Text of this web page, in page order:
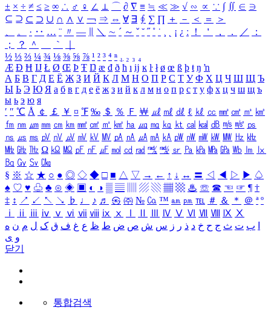
± × ÷ ≠ ≤ ≥ ∞ ∴ ♂ ♀ ∠ ⊥ ⌒ ∂ ∇ ≡ ≒ ≪ ≫ √ ∽ ∝ ∵ ∫ ∬ ∈ ∋
⊆ ⊇ ⊂ ⊃ ∪ ∩ ∧ ∨ ￢ ⇒ ⇔ ∀ ∃ ∮ ∑ ∏ ＋ － ＜ ＝
＞
、
。 · ‥ … ¨ 〃 ― ＼ ∼ ´ ～ ˇ ˘ ˝ ˚ ˙ ¸ ¡ ¿ ː ！ ＇ ， ． ／
：
；
？ ＾ ｀
½ ⅓ ⅔ ¼ ¾ ⅛ ⅜ ⅝ ⅞ ¹ ² ³ ⁴ ⁿ ₁ ₂ ₃ ₄
Æ Ð Ħ Ĳ Ł Ø Œ Þ Ŧ Ŋ æ đ ð ħ ı ĳ ĸ ŀ ł ø œ ß þ ŧ ŋ ŉ
А Б В Г Д Е Ё Ж З И Й К Л М Н О П Р С Т У Ф Х Ц Ч Ш Щ Ъ
Ы Ь Э Ю Я а б в г д е ё ж з и й к л м н о п р с т у ф х ц ч ш щ ъ
ы ь э ю я
′ ″ ℃ Å ￠ ￡ ￥ ¤ ℉ ‰ ＄ ％ Ｆ ￦ ㎕ ㎖ ㎗ ℓ ㎘ ㏄ ㎣ ㎤ ㎥ ㎦
㎙ ㎚ ㎛ ㎜ ㎝ ㎞ ㎟ ㎠ ㎡ ㎢ ㏊ ㎍ ㎎ ㎏ ㏏ ㎈ ㎉ ㏈ ㎧ ㎨ ㎰
㎱ ㎲ ㎳ ㎴ ㎵ ㎶ ㎷ ㎸ ㎹ ㎀ ㎁ ㎂ ㎃ ㎄ ㎺ ㎻ ㎽ ㎾ ㎿ ㎐ ㎑
㎒ ㎓ ㎔ Ω ㏀ ㏁ ㎊ ㎋ ㎌ ㏖ ㏅ ㎭ ㎮ ㎯ ㏛ ㎩ ㎪ ㎫ ㎬ ㏝ ㏐
㏓
㏃ ㏉ ㏜ ㏆
§ ※ ☆ ★ ○ ● ◎ ◇ ◆ □ ■ △ ▽ → ← ↑ ↓ ↔ 〓 ◁ ◀ ▷ ▶ ♤
♠ ♡ ♥ ♧ ♣ ⊙ ◈ ▣ ◐ ◑ ▒ ▤ ▨ ▧ ▦ ▩ ♨ ☏ ☎ ☜ ☞ ¶ †
‡ ↕ ↗ ↙ ↖ ↘ ♭ ♩ ♪ ♬ ㉿ ㈜ № ㏇ ™ ㏂ ㏘ ℡ ＃ ＆ ＊ ＠ ª º
ⅰ
ⅱ ⅲ ⅳ ⅴ ⅵ ⅶ ⅷ ⅸ ⅹ Ⅳ Ⅴ Ⅵ Ⅶ Ⅷ Ⅸ Ⅹ
ب ت ث ج ح خ د ذ ر ز س ش ص ض ط ظ ع غ ف ق ک ل م ن ه
و ی
닫기
통합검색